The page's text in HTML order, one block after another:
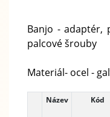
Banjo - adaptér,
palcové šrouby
Materiál- ocel -
Název Kód